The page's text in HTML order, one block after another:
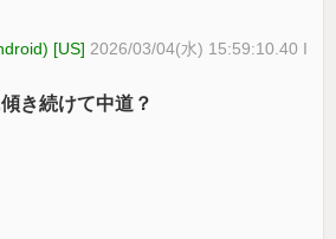
[US] 2026/03/04(水) 15:59:10.40 I
き続けて中道？